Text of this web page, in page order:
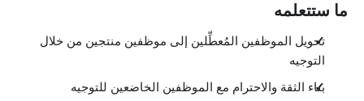
ما ستتعلمه
تحويل الموظفين المُعطِّلين إلى موظفين منتجين من خلال
التوجيه
بناء الثقة والاحترام مع الموظفين الخاضعين للتوجيه